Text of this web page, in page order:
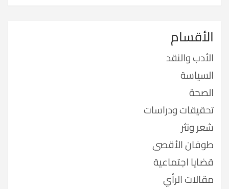
الأقسام
الأدب والنقد
السياسة
الصحة
تحقيقات ودراسات
شعر ونثر
طوفان الأقصى
قضايا اجتماعية
مقالات الرأي